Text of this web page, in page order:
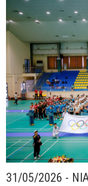
31/05/2026 -